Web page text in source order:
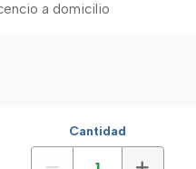
a domicilio
Cantidad